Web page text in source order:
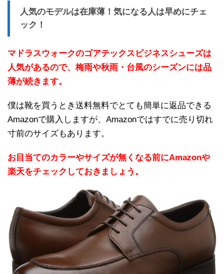
人気のモデルは在庫薄！気になる人は早めにチェ
ック！
マドラスウォークのゴアテックスビジネスシューズは
人気があるので、梅雨や秋雨・台風のシーズンには品
薄が続きます。
僕は靴を買うとき送料無料でとても簡単に返品できる
Amazonで購入しますが、Amazonではすでに売り切れ
寸前のサイズもあります。
お目当てのカラーやサイズが無くなる前にAmazonや
楽天をチェックしておきましょう。